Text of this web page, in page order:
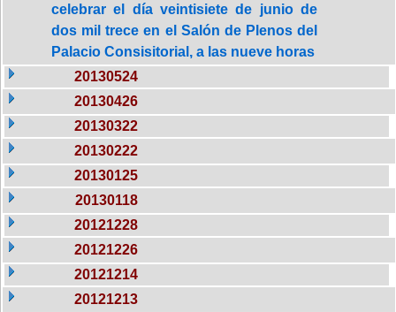
celebrar el día veintisiete de junio de
dos mil trece en el Salón de Plenos del
Palacio Consisitorial, a las nueve horas
20130524
20130426
20130322
20130222
20130125
20130118
20121228
20121226
20121214
20121213